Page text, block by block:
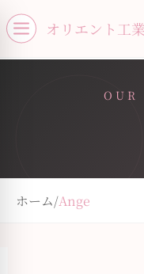
Open menu
オリエント工業
menu
OUR
ホーム/Ange